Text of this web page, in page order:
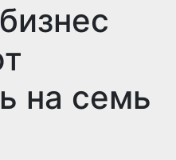
на семь